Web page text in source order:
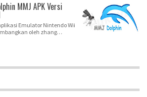
MMJ APK Versi
Emulator Nintendo Wii
oleh zhang…